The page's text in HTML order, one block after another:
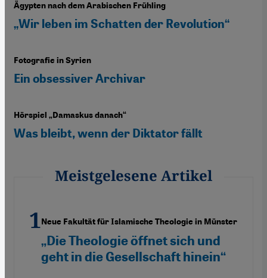
Ägypten nach dem Arabischen Frühling
„Wir leben im Schatten der Revolution“
Fotografie in Syrien
Ein obsessiver Archivar
Hörspiel „Damaskus danach“
Was bleibt, wenn der Diktator fällt
Meistgelesene Artikel
Neue Fakultät für Islamische Theologie in Münster
„Die Theologie öffnet sich und
geht in die Gesellschaft hinein“